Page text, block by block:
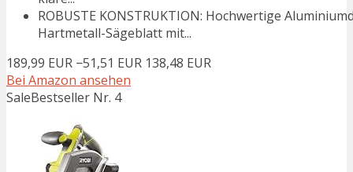
ROBUSTE KONSTRUKTION: Hochwertige
Hartmetall-Sägeblatt mit...
189,99 EUR −51,51 EUR 138,48 EUR
Bei Amazon ansehen
SaleBestseller Nr. 4